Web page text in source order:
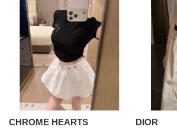
CHROME HEARTS DIOR